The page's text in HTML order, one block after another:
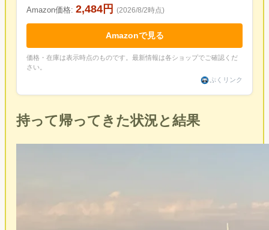
Amazon価格:2,484円(2026/8/2時点)
Amazonで見る
価格・在庫は表示時点のものです。最新情報は各ショップでご確認くだ
さい。
ぷくリンク
持って帰ってきた状況と結果